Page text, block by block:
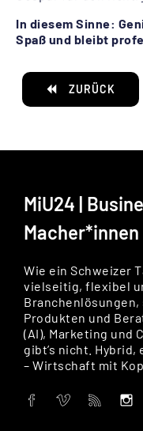
In diesem Sinne:
Spaß und bleibt
ZURÜCK
MiU24 |
Macher*innen
Wie ein Schweizer
vielseitig, flexibel
Produkten und
(AI), Marketing und
gibt’s nicht.
– Wirtschaft mit